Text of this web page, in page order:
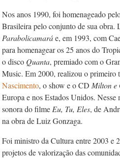
Nos anos 1990, foi homenageado
Brasileira pelo conjunto de sua obra.
Parabolicamaráe, em 1993, com
para homenagear os 25 anos do
o disco Quanta, premiado com o
Music. Em 2000, realizou o primeiro
Nascimento, o show e o CD Milton e
Europa e nos Estados Unidos. Nesse
sonora do filme Eu, Tu, Eles, de
na obra de Luiz Gonzaga.
Foi ministro da Cultura entre 2003 e
projetos de valorização das